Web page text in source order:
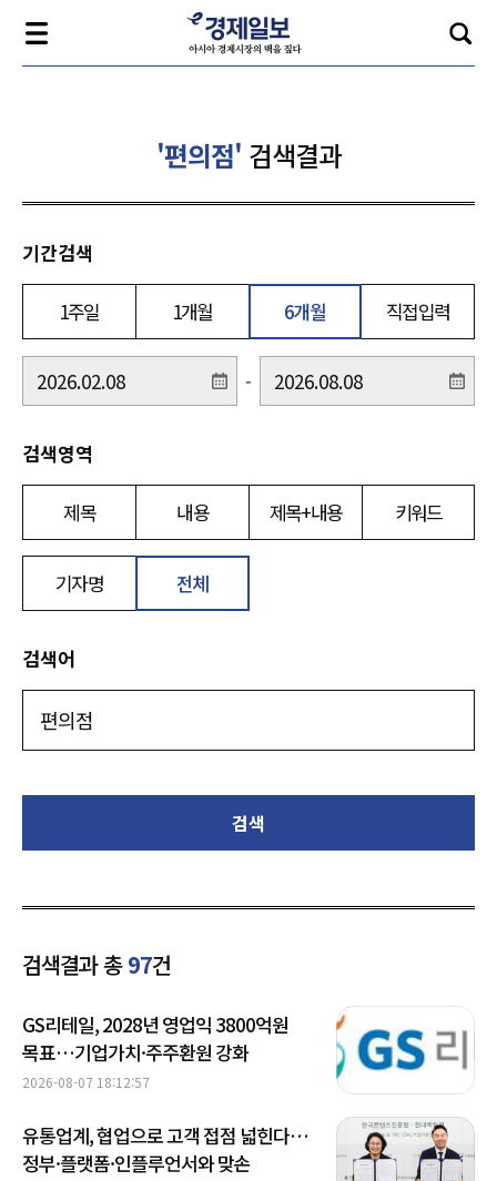
'편의점' 검색결과
기간검색
1주일 1개월 6개월 직접입력
-
검색영역
제목 내용 제목+내용 키워드
기자명 전체
검색어
검색
검색결과 총97건
GS리테일, 2028년 영업익 3800억원
목표…기업가치·주주환원 강화
2026-08-07 18:12:57
유통업계, 협업으로 고객 접점 넓힌다…
정부·플랫폼·인플루언서와 맞손